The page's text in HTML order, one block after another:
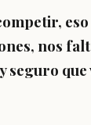
nos
seguro